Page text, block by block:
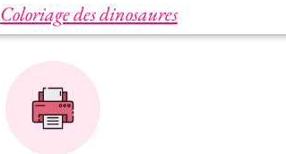
Coloriage des dinosaures